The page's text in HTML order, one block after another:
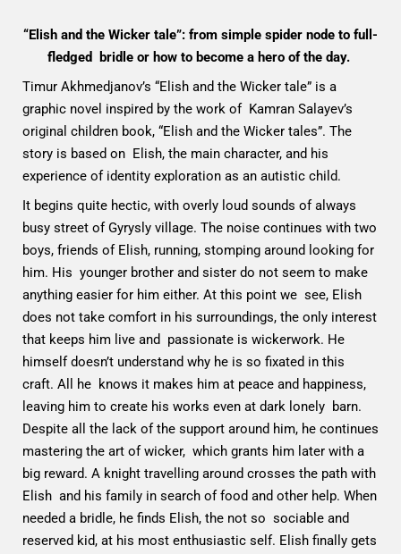
“Elish and the Wicker tale”: from simple spider node to full-
fledged bridle or how to become a hero of the day.
Timur Akhmedjanov’s “Elish and the Wicker tale” is a
graphic novel inspired by the work of Kamran Salayev’s
original children book, “Elish and the Wicker tales”. The
story is based on Elish, the main character, and his
experience of identity exploration as an autistic child.
It begins quite hectic, with overly loud sounds of always
busy street of Gyrysly village. The noise continues with two
boys, friends of Elish, running, stomping around looking for
him. His younger brother and sister do not seem to make
anything easier for him either. At this point we see, Elish
does not take comfort in his surroundings, the only interest
that keeps him live and passionate is wickerwork. He
himself doesn’t understand why he is so fixated in this
craft. All he knows it makes him at peace and happiness,
leaving him to create his works even at dark lonely barn.
Despite all the lack of the support around him, he continues
mastering the art of wicker, which grants him later with a
big reward. A knight travelling around crosses the path with
Elish and his family in search of food and other help. When
needed a bridle, he finds Elish, the not so sociable and
reserved kid, at his most enthusiastic self. Elish finally gets